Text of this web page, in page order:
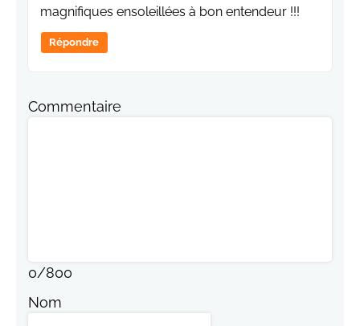
magnifiques ensoleillées à bon entendeur !!!
Répondre
Commentaire
0/800
Nom